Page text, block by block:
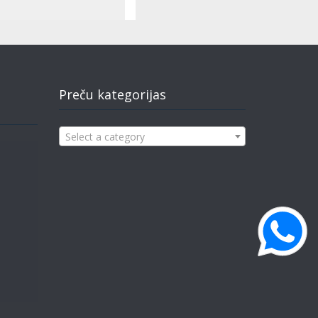
Preču kategorijas
Select a category